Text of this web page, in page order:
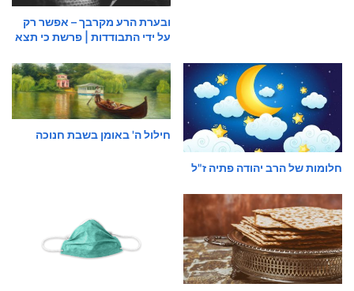
ובערת הרע מקרבך – אפשר רק
על ידי התבודדות | פרשת כי תצא
חלומות של הרב יהודה פתיה ז"ל
חילול ה' באומן בשבת חנוכה